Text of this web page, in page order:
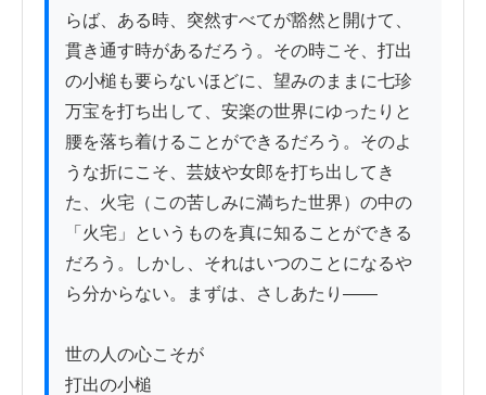
らば、ある時、突然すべてが豁然と開けて、
貫き通す時があるだろう。その時こそ、打出
の小槌も要らないほどに、望みのままに七珍
万宝を打ち出して、安楽の世界にゆったりと
腰を落ち着けることができるだろう。そのよ
うな折にこそ、芸妓や女郎を打ち出してき
た、火宅（この苦しみに満ちた世界）の中の
「火宅」というものを真に知ることができる
だろう。しかし、それはいつのことになるや
ら分からない。まずは、さしあたり——
世の人の心こそが
打出の小槌